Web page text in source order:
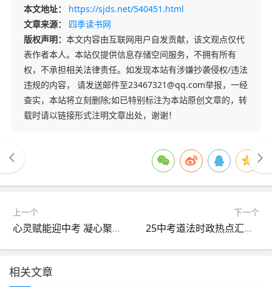
本文地址：
https://sjds.net/540451.html
文章来源：
四季读书网
版权声明： 本文内容由互联网用户自发贡献，该文观点仅代
表作者本人。本站仅提供信息存储空间服务，不拥有所有
权，不承担相关法律责任。如发现本站有涉嫌抄袭侵权/违法
违规的内容， 请发送邮件至23467321@qq.com举报，一经
查实，本站将立刻删除;如已特别标注为本站原创文章的，转
载时请以链接形式注明文章出处，谢谢！
上一个
心灵赋能迎中考 凝心聚力赴前程|12355青少年服务站走进阎良区关山初级中学
下一个
25中考道法时政热点汇总！15个押题考点！
相关文章